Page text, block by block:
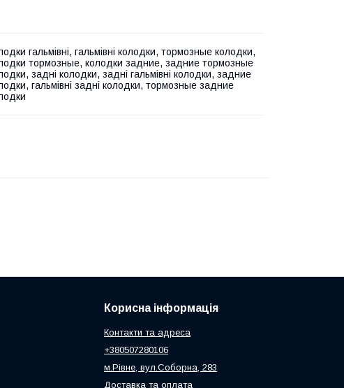
гальмівні, гальмівні колодки, тормозные колодки,
тормозные, колодки задние, задние тормозные
задні колодки, задні гальмівні колодки, задние
гальмівні задні колодки, тормозные задние
Корисна інформація
Контакти та адреса
+380507280106
м.Рівне, вул.Соборна, 283
Доставка та оплата